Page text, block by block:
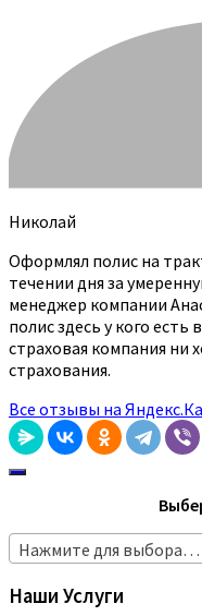
Николай
Оформлял полис на
течении дня за
менеджер компании
полис здесь у кого
страховая компания ни
страхования.
Все отзывы на
Нажмите для выбора…
Наши Услуги